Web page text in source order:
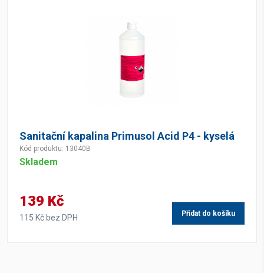
Sanitační kapalina Primusol Acid P4 - kyselá
Kód produktu: 13040B
Skladem
139 Kč
115 Kč bez DPH Přidat do košíku